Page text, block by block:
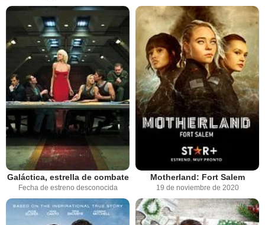
Galáctica, estrella de combate
Fecha de estreno desconocida
Motherland: Fort Salem
19 de noviembre de 2020